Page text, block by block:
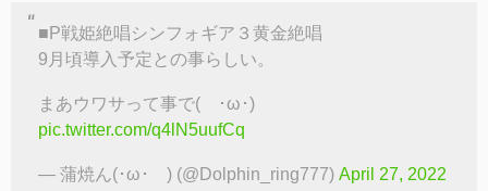
■P戦姫絶唱シンフォギア３黄金絶唱
9月頃導入予定との事らしい。
まあウワサって事で( ･ω･)
pic.twitter.com/q4lN5uufCq
— 蒲焼ん(･ω･ ) (@Dolphin_ring777) April 27, 2022